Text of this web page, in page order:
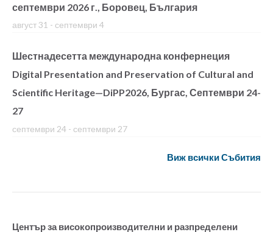
септември 2026 г., Боровец, България
август 31 - септември 4
Шестнадесетта международна конфернеция
Digital Presentation and Preservation of Cultural and
Scientific Heritage—DiPP2026, Бургас, Септември 24-
27
септември 24 - септември 27
Виж всички Събития
Център за високопроизводителни и разпределени